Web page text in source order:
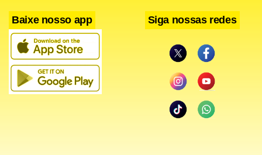
Baixe nosso app Siga nossas redes